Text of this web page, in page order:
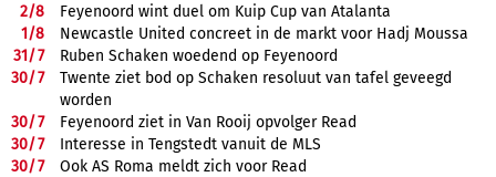
2/8
Feyenoord wint duel om Kuip Cup van Atalanta
1/8
Newcastle United concreet in de markt voor Hadj Moussa
31/7
Ruben Schaken woedend op Feyenoord
30/7
Twente ziet bod op Schaken resoluut van tafel geveegd
worden
30/7
Feyenoord ziet in Van Rooij opvolger Read
30/7
Interesse in Tengstedt vanuit de MLS
30/7
Ook AS Roma meldt zich voor Read